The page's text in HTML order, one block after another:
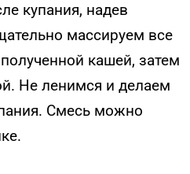
купания, надев
массируем все
кашей, затем
Не ленимся и делаем
Смесь можно